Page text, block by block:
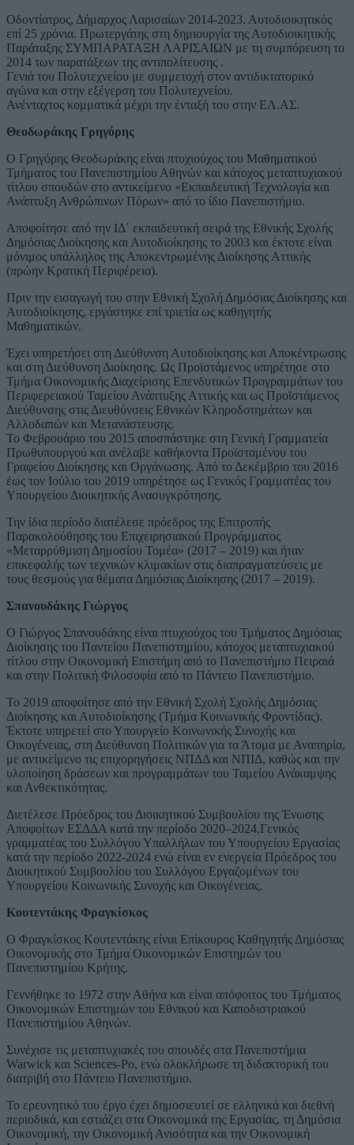
Οδοντίατρος, Δήμαρχος Λαρισαίων 2014-2023. Αυτοδιοικητικός
επί 25 χρόνια. Πρωτεργάτης στη δημιουργία της Αυτοδιοικητικής
Παράταξης ΣΥΜΠΑΡΑΤΑΞΗ ΛΑΡΙΣΑΙΩΝ με τη συμπόρευση το
2014 των παρατάξεων της αντιπολίτευσης .
Γενιά του Πολυτεχνείου με συμμετοχή στον αντιδικτατορικό
αγώνα και στην εξέγερση του Πολυτεχνείου.
Ανένταχτος κομματικά μέχρι την ένταξή του στην ΕΛ.ΑΣ.
Θεοδωράκης Γρηγόρης
Ο Γρηγόρης Θεοδωράκης είναι πτυχιούχος του Μαθηματικού
Τμήματος του Πανεπιστημίου Αθηνών και κάτοχος μεταπτυχιακού
τίτλου σπουδών στο αντικείμενο «Εκπαιδευτική Τεχνολογία και
Ανάπτυξη Ανθρώπινων Πόρων» από το ίδιο Πανεπιστήμιο.
Αποφοίτησε από την ΙΔ΄ εκπαιδευτική σειρά της Εθνικής Σχολής
Δημόσιας Διοίκησης και Αυτοδιοίκησης το 2003 και έκτοτε είναι
μόνιμος υπάλληλος της Αποκεντρωμένης Διοίκησης Αττικής
(πρώην Κρατική Περιφέρεια).
Πριν την εισαγωγή του στην Εθνική Σχολή Δημόσιας Διοίκησης και
Αυτοδιοίκησης, εργάστηκε επί τριετία ως καθηγητής
Μαθηματικών.
Έχει υπηρετήσει στη Διεύθυνση Αυτοδιοίκησης και Αποκέντρωσης
και στη Διεύθυνση Διοίκησης. Ως Προϊστάμενος υπηρέτησε στο
Τμήμα Οικονομικής Διαχείρισης Επενδυτικών Προγραμμάτων του
Περιφερειακού Ταμείου Ανάπτυξης Αττικής και ως Προϊστάμενος
Διεύθυνσης στις Διευθύνσεις Εθνικών Κληροδοτημάτων και
Αλλοδαπών και Μετανάστευσης.
Το Φεβρουάριο του 2015 αποσπάστηκε στη Γενική Γραμματεία
Πρωθυπουργού και ανέλαβε καθήκοντα Προϊσταμένου του
Γραφείου Διοίκησης και Οργάνωσης. Από το Δεκέμβριο του 2016
έως τον Ιούλιο του 2019 υπηρέτησε ως Γενικός Γραμματέας του
Υπουργείου Διοικητικής Ανασυγκρότησης.
Την ίδια περίοδο διατέλεσε πρόεδρος της Επιτροπής
Παρακολούθησης του Επιχειρησιακού Προγράμματος
«Μεταρρύθμιση Δημοσίου Τομέα» (2017 – 2019) και ήταν
επικεφαλής των τεχνικών κλιμακίων στις διαπραγματεύσεις με
τους θεσμούς για θέματα Δημόσιας Διοίκησης (2017 – 2019).
Σπανουδάκης Γιώργος
Ο Γιώργος Σπανουδάκης είναι πτυχιούχος του Τμήματος Δημόσιας
Διοίκησης του Παντείου Πανεπιστημίου, κάτοχος μεταπτυχιακού
τίτλου στην Οικονομική Επιστήμη από το Πανεπιστήμιο Πειραιά
και στην Πολιτική Φιλοσοφία από το Πάντειο Πανεπιστήμιο.
Το 2019 αποφοίτησε από την Εθνική Σχολή Σχολής Δημόσιας
Διοίκησης και Αυτοδιοίκησης (Τμήμα Κοινωνικής Φροντίδας).
Έκτοτε υπηρετεί στο Υπουργείο Κοινωνικής Συνοχής και
Οικογένειας, στη Διεύθυνση Πολιτικών για τα Άτομα με Αναπηρία,
με αντικείμενο τις επιχορηγήσεις ΝΠΔΔ και ΝΠΙΔ, καθώς και την
υλοποίηση δράσεων και προγραμμάτων του Ταμείου Ανάκαμψης
και Ανθεκτικότητας.
Διετέλεσε Πρόεδρος του Διοικητικού Συμβουλίου της Ένωσης
Αποφοίτων ΕΣΔΔΑ κατά την περίοδο 2020–2024,Γενικός
γραμματέας του Συλλόγου Υπαλλήλων του Υπουργείου Εργασίας
κατά την περίοδο 2022-2024 ενώ είναι εν ενεργεία Πρόεδρος του
Διοικητικού Συμβουλίου του Συλλόγου Εργαζομένων του
Υπουργείου Κοινωνικής Συνοχής και Οικογένειας.
Κουτεντάκης Φραγκίσκος
Ο Φραγκίσκος Κουτεντάκης είναι Επίκουρος Καθηγητής Δημόσιας
Οικονομικής στο Τμήμα Οικονομικών Επιστημών του
Πανεπιστημίου Κρήτης.
Γεννήθηκε το 1972 στην Αθήνα και είναι απόφοιτος του Τμήματος
Οικονομικών Επιστημών του Εθνικού και Καποδιστριακού
Πανεπιστημίου Αθηνών.
Συνέχισε τις μεταπτυχιακές του σπουδές στα Πανεπιστήμια
Warwick και Sciences-Po, ενώ ολοκλήρωσε τη διδακτορική του
διατριβή στο Πάντειο Πανεπιστήμιο.
Το ερευνητικό του έργο έχει δημοσιευτεί σε ελληνικά και διεθνή
περιοδικά, και εστιάζει στα Οικονομικά της Εργασίας, τη Δημόσια
Οικονομική, την Οικονομική Ανισότητα και την Οικονομική